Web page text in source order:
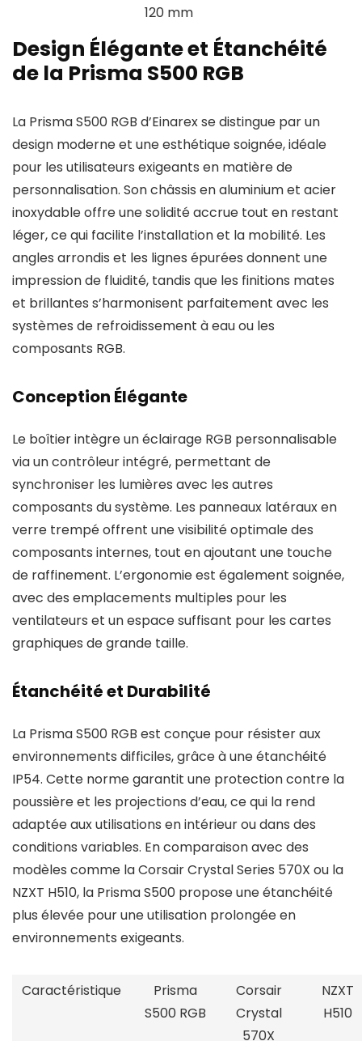
120 mm
Design Élégante et Étanchéité
de la Prisma S500 RGB
La Prisma S500 RGB d’Einarex se distingue par un
design moderne et une esthétique soignée, idéale
pour les utilisateurs exigeants en matière de
personnalisation. Son châssis en aluminium et acier
inoxydable offre une solidité accrue tout en restant
léger, ce qui facilite l’installation et la mobilité. Les
angles arrondis et les lignes épurées donnent une
impression de fluidité, tandis que les finitions mates
et brillantes s’harmonisent parfaitement avec les
systèmes de refroidissement à eau ou les
composants RGB.
Conception Élégante
Le boîtier intègre un éclairage RGB personnalisable
via un contrôleur intégré, permettant de
synchroniser les lumières avec les autres
composants du système. Les panneaux latéraux en
verre trempé offrent une visibilité optimale des
composants internes, tout en ajoutant une touche
de raffinement. L’ergonomie est également soignée,
avec des emplacements multiples pour les
ventilateurs et un espace suffisant pour les cartes
graphiques de grande taille.
Étanchéité et Durabilité
La Prisma S500 RGB est conçue pour résister aux
environnements difficiles, grâce à une étanchéité
IP54. Cette norme garantit une protection contre la
poussière et les projections d’eau, ce qui la rend
adaptée aux utilisations en intérieur ou dans des
conditions variables. En comparaison avec des
modèles comme la Corsair Crystal Series 570X ou la
NZXT H510, la Prisma S500 propose une étanchéité
plus élevée pour une utilisation prolongée en
environnements exigeants.
Caractéristique
Prisma
S500 RGB
Corsair
Crystal
570X
NZXT
H510